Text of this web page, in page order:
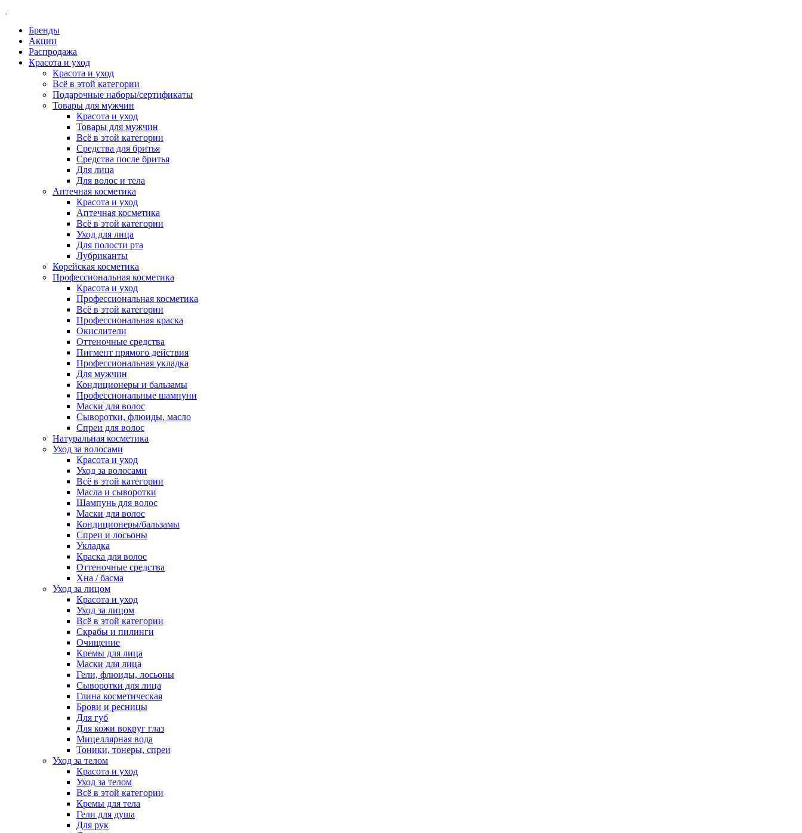
Бренды
Акции
Распродажа
Красота и уход
Красота и уход
Всё в этой категории
Подарочные наборы/сертификаты
Товары для мужчин
Красота и уход
Товары для мужчин
Всё в этой категории
Средства для бритья
Средства после бритья
Для лица
Для волос и тела
Аптечная косметика
Красота и уход
Аптечная косметика
Всё в этой категории
Уход для лица
Для полости рта
Лубриканты
Корейская косметика
Профессиональная косметика
Красота и уход
Профессиональная косметика
Всё в этой категории
Профессиональная краска
Окислители
Оттеночные средства
Пигмент прямого действия
Профессиональная укладка
Для мужчин
Кондиционеры и бальзамы
Профессиональные шампуни
Маски для волос
Сыворотки, флюиды, масло
Спреи для волос
Натуральная косметика
Уход за волосами
Красота и уход
Уход за волосами
Всё в этой категории
Масла и сыворотки
Шампунь для волос
Маски для волос
Кондиционеры/бальзамы
Спреи и лосьоны
Укладка
Краска для волос
Оттеночные средства
Хна / басма
Уход за лицом
Красота и уход
Уход за лицом
Всё в этой категории
Скрабы и пилинги
Очищение
Кремы для лица
Маски для лица
Гели, флюиды, лосьоны
Сыворотки для лица
Глина косметическая
Брови и ресницы
Для губ
Для кожи вокруг глаз
Мицеллярная вода
Тоники, тонеры, спреи
Уход за телом
Красота и уход
Уход за телом
Всё в этой категории
Кремы для тела
Гели для душа
Для рук